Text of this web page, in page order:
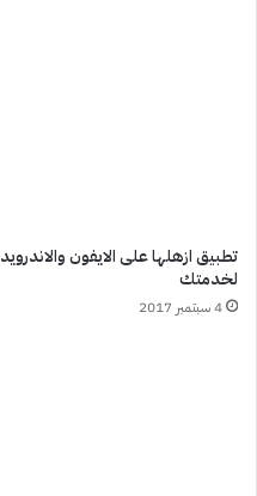
تطبيق ازهلها على الايفون والاندرويد
لخدمتك
4 سبتمبر 2017